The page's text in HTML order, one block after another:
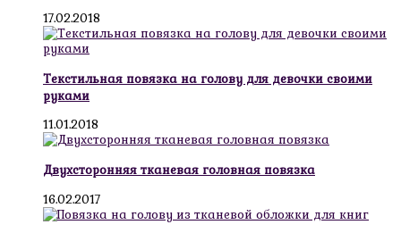
17.02.2018
Текстильная повязка на голову для девочки своими
руками
11.01.2018
Двухсторонняя тканевая головная повязка
16.02.2017